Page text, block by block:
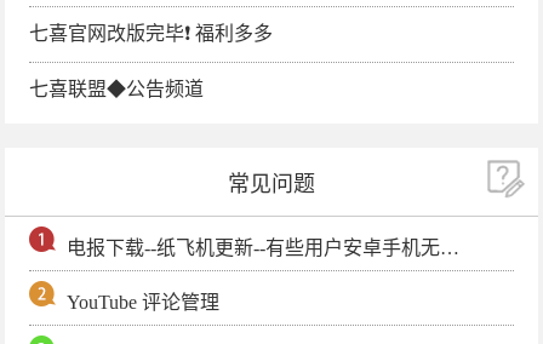
七喜官网改版完毕❗️ 福利多多
七喜联盟◆公告频道
常见问题
电报下载--纸飞机更新--有些用户安卓手机无法更新电报软件
YouTube 评论管理